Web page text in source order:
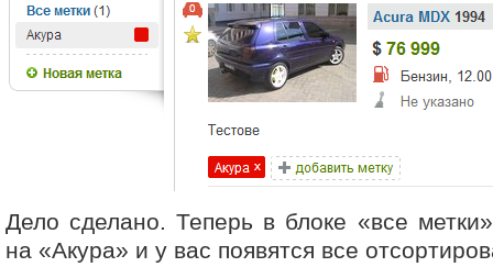
Дело сделано. Теперь в блоке «все
на «Акура» и у вас появятся все